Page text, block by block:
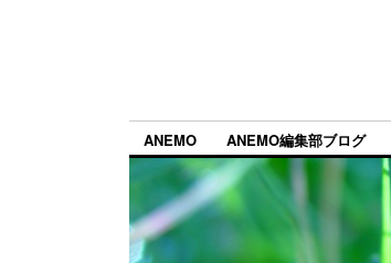
ANEMO ANEMO編集部ブログ